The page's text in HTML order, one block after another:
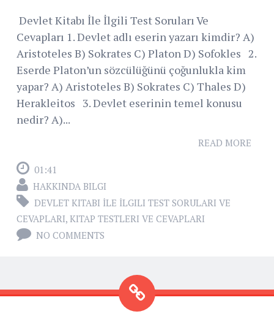
Devlet Kitabı İle İlgili Test Soruları Ve
Cevapları 1. Devlet adlı eserin yazarı kimdir? A)
Aristoteles B) Sokrates C) Platon D) Sofokles 2.
Eserde Platon’un sözcülüğünü çoğunlukla kim
yapar? A) Aristoteles B) Sokrates C) Thales D)
Herakleitos 3. Devlet eserinin temel konusu
nedir? A)...
READ MORE
01:41
HAKKINDA BILGI
DEVLET KITABI İLE İLGILI TEST SORULARI VE
CEVAPLARI, KITAP TESTLERI VE CEVAPLARI
NO COMMENTS